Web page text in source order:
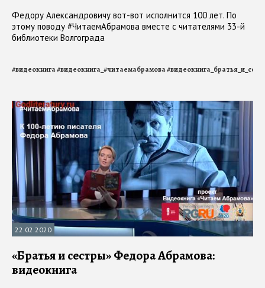
Федору Александровичу вот-вот исполнится 100 лет. По
этому поводу #ЧитаемАбрамова вместе с читателями 33-й
библиотеки Волгограда
#видеокнига#видеокнига_#читаемабрамова#
22.02.2020
«Братья и сестры» Федора Абрамова:
видеокнига